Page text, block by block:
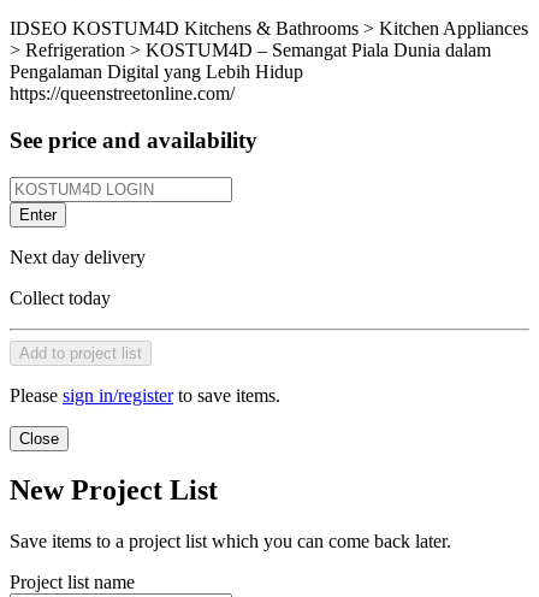
IDSEO KOSTUM4D Kitchens & Bathrooms > Kitchen Appliances
> Refrigeration > KOSTUM4D – Semangat Piala Dunia dalam
Pengalaman Digital yang Lebih Hidup
https://queenstreetonline.com/
See price and availability
Enter
Next day delivery
Collect today
Add to project list
Please sign in/registerto save items.
Close
New Project List
Save items to a project list which you can come back later.
Project list name